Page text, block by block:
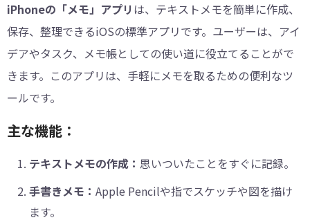
iPhoneの「メモ」アプリは、テキストメモを簡単に作成、
保存、整理できるiOSの標準アプリです。ユーザーは、アイ
デアやタスク、メモ帳としての使い道に役立てることがで
きます。このアプリは、手軽にメモを取るための便利なツ
ールです。
主な機能：
テキストメモの作成： 思いついたことをすぐに記録。
手書きメモ： Apple Pencilや指でスケッチや図を描け
ます。